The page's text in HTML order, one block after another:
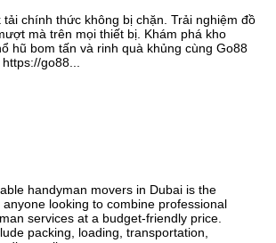
tải chính thức không bị chặn. Trải nghiệm đồ
mà trên mọi thiết bị. Khám phá kho
hũ bom tấn và rinh quà khủng cùng Go88
go88...
handyman movers in Dubai is the
looking to combine professional
services at a budget-friendly price.
packing, loading, transportation,